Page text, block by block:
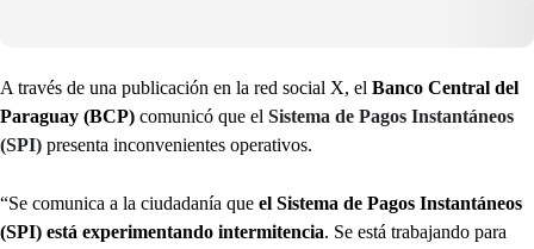
A través de una publicación en la red social X, el Banco Central del
Paraguay (BCP) comunicó que el Sistema de Pagos Instantáneos
(SPI) presenta inconvenientes operativos.
“Se comunica a la ciudadanía que el Sistema de Pagos Instantáneos
(SPI) está experimentando intermitencia. Se está trabajando para